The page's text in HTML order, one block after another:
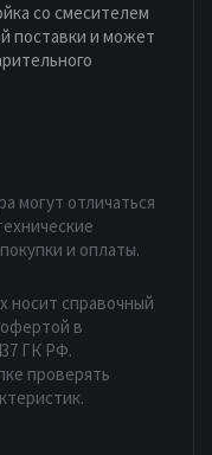
со смесителем
поставки и может
могут отличаться
и оплаты.
носит справочный
в
ГК РФ.
проверять